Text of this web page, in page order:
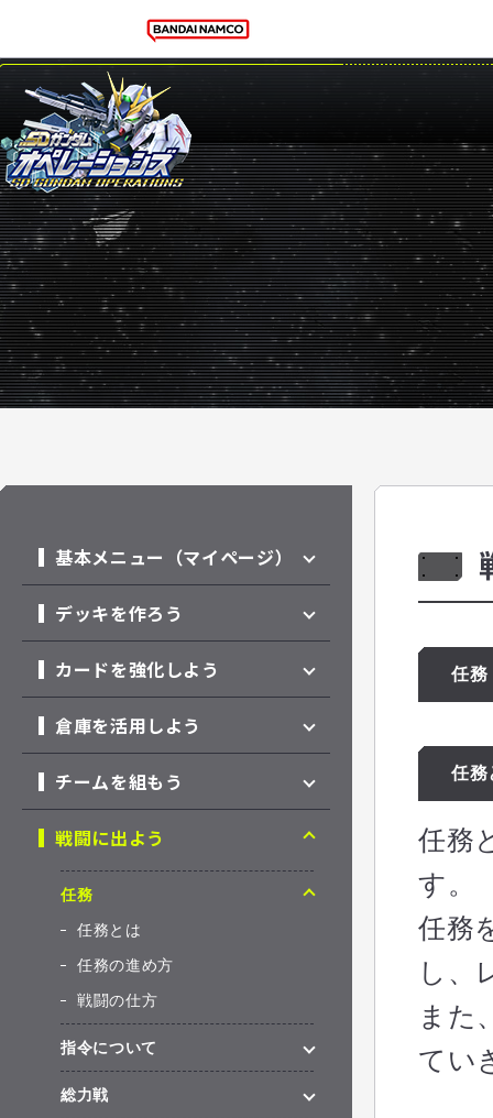
基本メニュー（マイページ）
デッキを作ろう
カードを強化しよう
倉庫を活用しよう
チームを組もう
戦闘に出よう
任務
任務とは
任務の進め方
戦闘の仕方
指令について
総力戦
任務
任務
任務
す。
任務
し、
また
てい